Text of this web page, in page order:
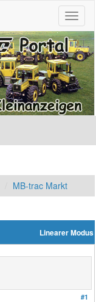
MB-trac Markt
Linearer Modus
#1